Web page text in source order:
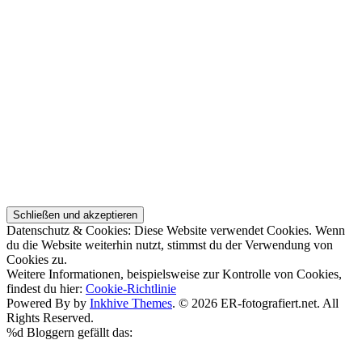
Datenschutz & Cookies: Diese Website verwendet Cookies. Wenn
du die Website weiterhin nutzt, stimmst du der Verwendung von
Cookies zu.
Weitere Informationen, beispielsweise zur Kontrolle von Cookies,
findest du hier: Cookie-Richtlinie
Powered By by Inkhive Themes. © 2026 ER-fotografiert.net. All
Rights Reserved.
%d Bloggern gefällt das: